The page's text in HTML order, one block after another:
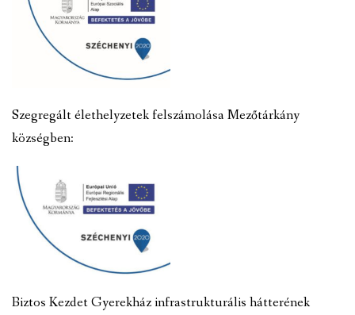
Szegregált élethelyzetek felszámolása Mezőtárkány
községben:
Biztos Kezdet Gyerekház infrastrukturális hátterének